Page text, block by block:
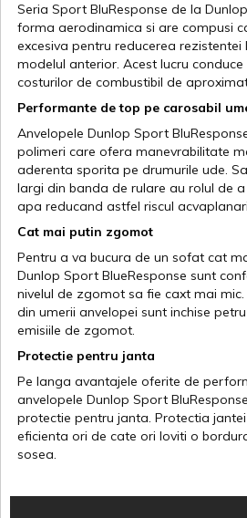
Seria Sport BluResponse de la
forma aerodinamica si are compusi
excesiva pentru reducerea
modelul anterior. Acest lucru
costurilor de combustibil de
Performante de top pe carosabil
Anvelopele Dunlop Sport
polimeri care ofera manevrabilitate
aderenta sporita pe drumurile ude.
largi din banda de rulare au rolul de
apa reducand astfel riscul
Cat mai putin zgomot
Pentru a va bucura de un sofat cat
Dunlop Sport BlueResponse sunt
nivelul de zgomot sa fie caxt mai mic.
din umerii anvelopei sunt inchise
emisiile de zgomot.
Protectie pentru janta
Pe langa avantajele oferite de
anvelopele Dunlop Sport
protectie pentru janta. Protectia
eficienta ori de cate ori loviti o
sosea.